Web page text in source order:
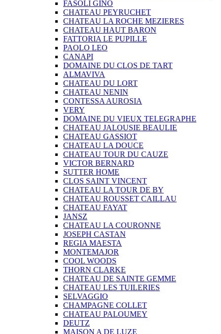
FASOLI GINO
CHATEAU PEYRUCHET
CHATEAU LA ROCHE MEZIERES
CHATEAU HAUT BARON
FATTORIA LE PUPILLE
PAOLO LEO
CANAPI
DOMAINE DU CLOS DE TART
ALMAVIVA
CHATEAU DU LORT
CHATEAU NENIN
CONTESSA AUROSIA
VERY
DOMAINE DU VIEUX TELEGRAPHE
CHATEAU JALOUSIE BEAULIE
CHATEAU GASSIOT
CHATEAU LA DOUCE
CHATEAU TOUR DU CAUZE
VICTOR BERNARD
SUTTER HOME
CLOS SAINT VINCENT
CHATEAU LA TOUR DE BY
CHATEAU ROUSSET CAILLAU
CHATEAU FAYAT
JANSZ
CHATEAU LA COURONNE
JOSEPH CASTAN
REGIA MAESTA
MONTEMAJOR
COOL WOODS
THORN CLARKE
CHATEAU DE SAINTE GEMME
CHATEAU LES TUILERIES
SELVAGGIO
CHAMPAGNE COLLET
CHATEAU PALOUMEY
DEUTZ
MAISON A DE LUZE